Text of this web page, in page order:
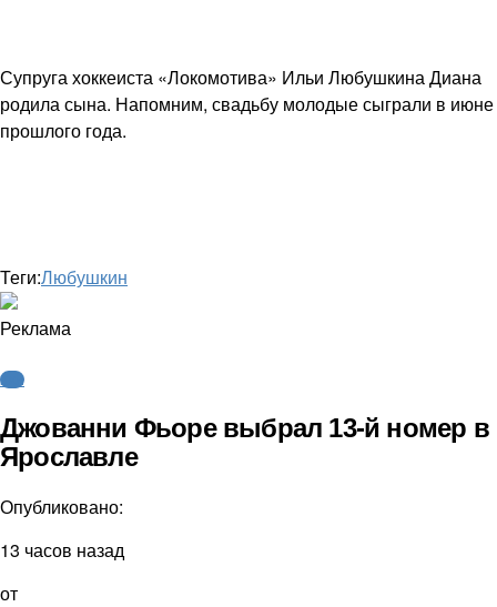
Супруга хоккеиста «Локомотива» Ильи Любушкина Диана
родила сына. Напомним, свадьбу молодые сыграли в июне
прошлого года.
Теги:Любушкин
Реклама
КХЛ
Джованни Фьоре выбрал 13-й номер в
Ярославле
Опубликовано:
13 часов назад
от